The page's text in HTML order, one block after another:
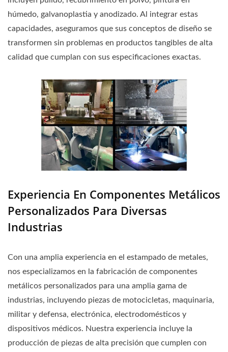
húmedo, galvanoplastia y anodizado. Al integrar estas
capacidades, aseguramos que sus conceptos de diseño se
transformen sin problemas en productos tangibles de alta
calidad que cumplan con sus especificaciones exactas.
Experiencia En Componentes Metálicos
Personalizados Para Diversas
Industrias
Con una amplia experiencia en el estampado de metales,
nos especializamos en la fabricación de componentes
metálicos personalizados para una amplia gama de
industrias, incluyendo piezas de motocicletas, maquinaria,
militar y defensa, electrónica, electrodomésticos y
dispositivos médicos. Nuestra experiencia incluye la
producción de piezas de alta precisión que cumplen con